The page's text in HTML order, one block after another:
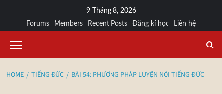
9 Tháng 8, 2026
Forums
Members Recent Posts Đăng kí học Liên hệ
HOME TIẾNG ĐỨC BÀI 54: PHƯƠNG PHÁP LUYỆN NÓI TIẾNG ĐỨC